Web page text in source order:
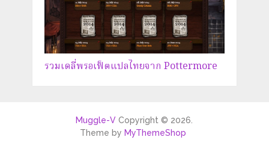
รวมเดลี่พรอเฟ็ตแปลไทยจาก Pottermore
Muggle-V Copyright © 2026.
Theme by MyThemeShop